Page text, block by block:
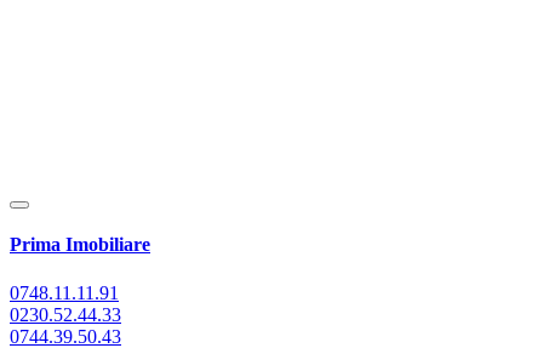
Prima Imobiliare
0748.11.11.91
0230.52.44.33
0744.39.50.43